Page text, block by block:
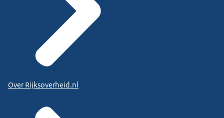
Over Rijksoverheid.nl